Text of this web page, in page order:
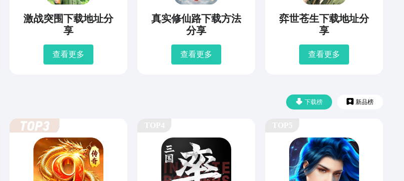
激战突围下载地址分
享
查看更多
真实修仙路下载方法
分享
查看更多
弈世苍生下载地址分
享
查看更多
下载榜 新品榜